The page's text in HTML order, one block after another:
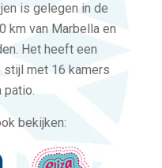
is gelegen in de
km van Marbella en
Het heeft een
met 16 kamers
patio.
bekijken: